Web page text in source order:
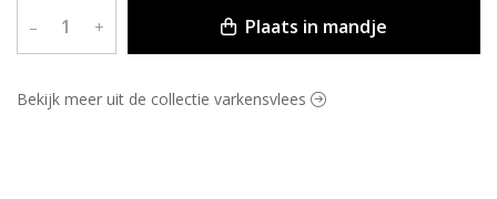
– + Plaats in mandje
Bekijk meer uit de collectie varkensvlees